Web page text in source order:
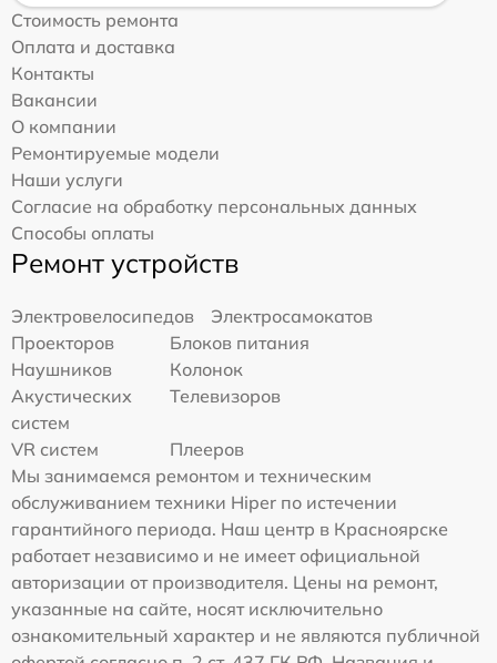
Стоимость ремонта
Оплата и доставка
Контакты
Вакансии
О компании
Ремонтируемые модели
Наши услуги
Согласие на обработку персональных данных
Способы оплаты
Ремонт устройств
Электровелосипедов
Электросамокатов
Проекторов
Блоков питания
Наушников
Колонок
Акустических
систем
Телевизоров
VR систем
Плееров
Мы занимаемся ремонтом и техническим
обслуживанием техники Hiper по истечении
гарантийного периода. Наш центр в Красноярске
работает независимо и не имеет официальной
авторизации от производителя. Цены на ремонт,
указанные на сайте, носят исключительно
ознакомительный характер и не являются публичной